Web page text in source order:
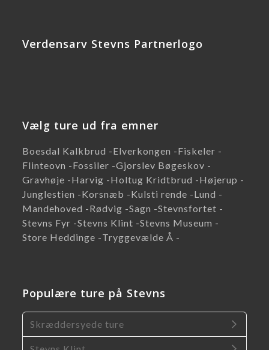
Verdensarv Stevns Partnerlogo
Vælg ture ud fra emner
Boesdal Kalkbrud -Elverkongen -Fiskeler -
Flinteovn -Fossiler -Gjorslev Bøgeskov -
Gravhøje -Harvig -Holtug Kridtbrud -Højerup -
Junglestien -Korsnæb -Kulsti rende -Lund -
Mandehoved -Rødvig -Sagn -Stevnsfortet -
Stevns Fyr -Stevns Klint -Stevns Museum -
Store Heddinge -Tryggevælde Å -
Populære ture på Stevns
Skræddersyede ture